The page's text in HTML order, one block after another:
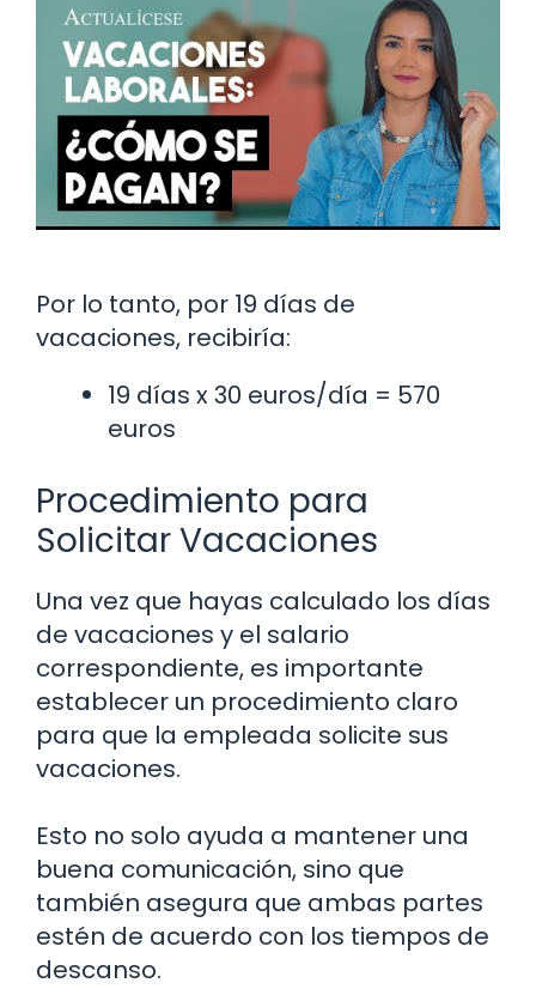
Por lo tanto, por 19 días de
vacaciones, recibiría:
19 días x 30 euros/día = 570
euros
Procedimiento para
Solicitar Vacaciones
Una vez que hayas calculado los días
de vacaciones y el salario
correspondiente, es importante
establecer un procedimiento claro
para que la empleada solicite sus
vacaciones.
Esto no solo ayuda a mantener una
buena comunicación, sino que
también asegura que ambas partes
estén de acuerdo con los tiempos de
descanso.